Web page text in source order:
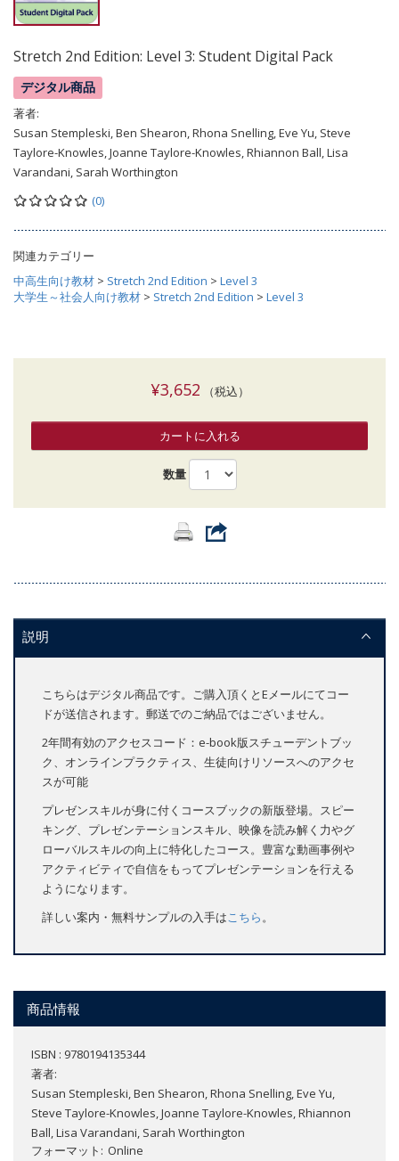
Stretch 2nd Edition: Level 3: Student Digital Pack
デジタル商品
著者:
Susan Stempleski, Ben Shearon, Rhona Snelling, Eve Yu, Steve
Taylore-Knowles, Joanne Taylore-Knowles, Rhiannon Ball, Lisa
Varandani, Sarah Worthington
(0)
関連カテゴリー
中高生向け教材 > Stretch 2nd Edition > Level 3
大学生～社会人向け教材 > Stretch 2nd Edition > Level 3
¥3,652 （税込）
カートに入れる
数量
説明
こちらはデジタル商品です。ご購入頂くとEメールにてコー
ドが送信されます。郵送でのご納品ではございません。
2年間有効のアクセスコード：e-book版スチューデントブッ
ク、オンラインプラクティス、生徒向けリソースへのアクセ
スが可能
プレゼンスキルが身に付くコースブックの新版登場。スピー
キング、プレゼンテーションスキル、映像を読み解く力やグ
ローバルスキルの向上に特化したコース。豊富な動画事例や
アクティビティで自信をもってプレゼンテーションを行える
ようになります。
詳しい案内・無料サンプルの入手はこちら。
商品情報
ISBN : 9780194135344
著者:
Susan Stempleski, Ben Shearon, Rhona Snelling, Eve Yu,
Steve Taylore-Knowles, Joanne Taylore-Knowles, Rhiannon
Ball, Lisa Varandani, Sarah Worthington
フォーマット
Online